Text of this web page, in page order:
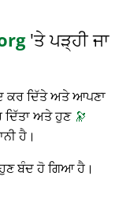
'ਤੇ ਪੜ੍ਹੀ ਜਾ
ਕਰ ਦਿੱਤੇ ਅਤੇ ਆਪਣਾ
ਅਤੇ ਹੁਣ 🔭
ਹੈ।
ਬੰਦ ਹੋ ਗਿਆ ਹੈ।